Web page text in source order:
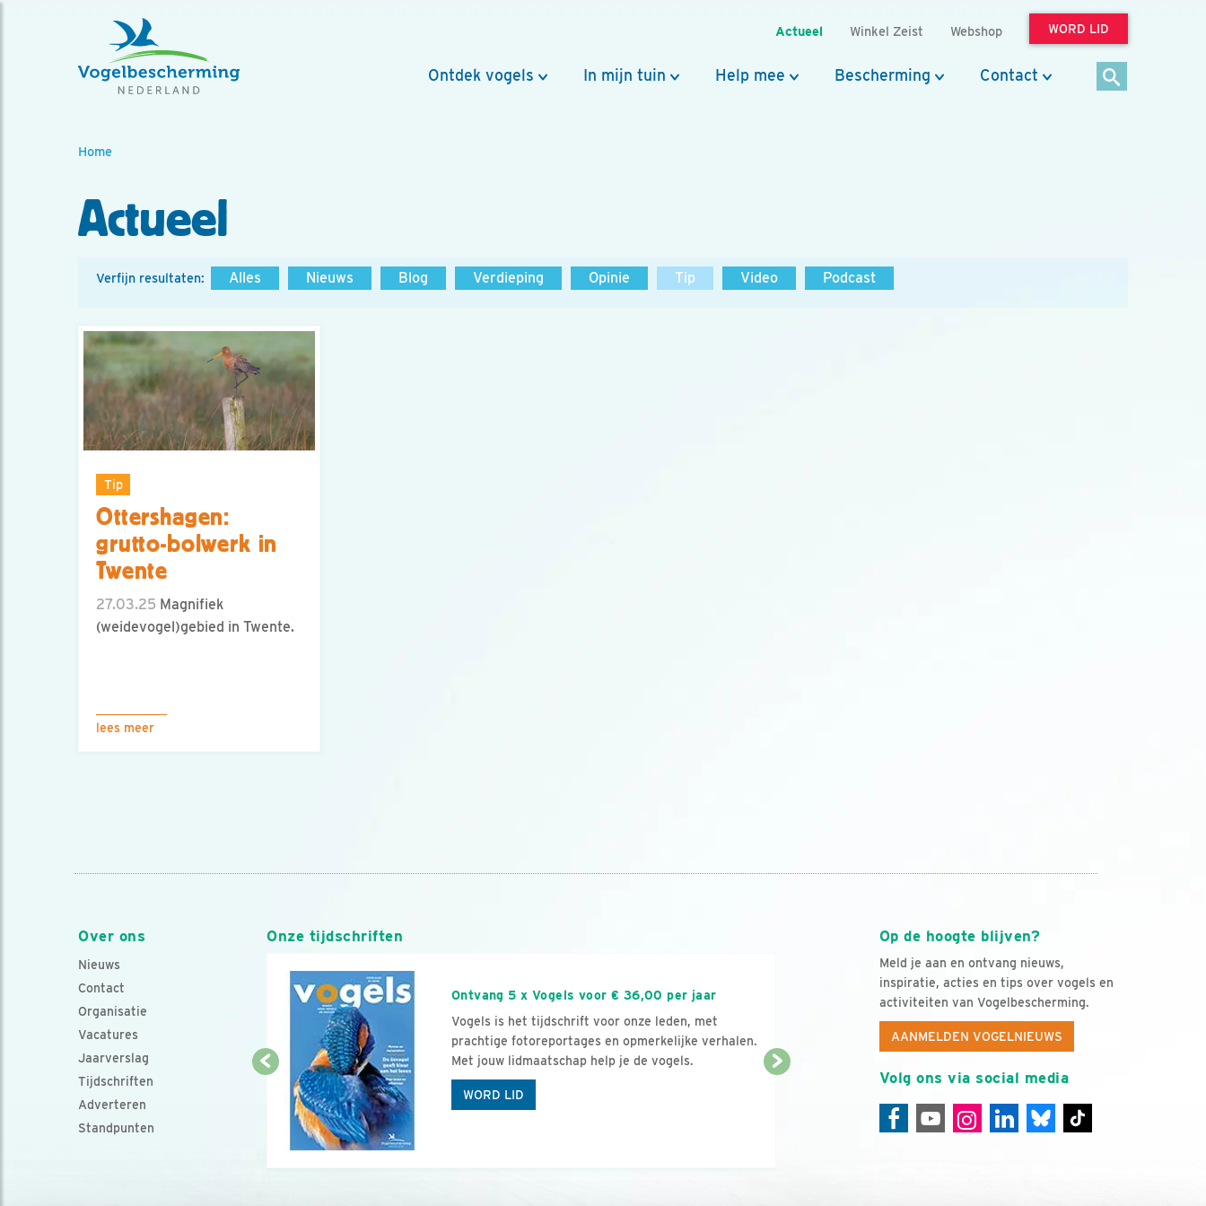
Actueel Winkel Zeist Webshop WORD LID
Ontdek vogels In mijn tuin Help mee Bescherming Contact
Home
Actueel
Verfijn resultaten: Alles Nieuws Blog Verdieping Opinie Tip Video Podcast
Tip
Ottershagen:
grutto-bolwerk in
Twente
27.03.25 Magnifiek
(weidevogel)gebied in Twente.
lees meer
Over ons
Nieuws
Contact
Organisatie
Vacatures
Jaarverslag
Tijdschriften
Adverteren
Standpunten
Op de hoogte blijven?
Meld je aan en ontvang nieuws,
inspiratie, acties en tips over vogels en
activiteiten van Vogelbescherming.
AANMELDEN VOGELNIEUWS
Volg ons via social media
Onze tijdschriften
Ontvang 5 x Vogels voor € 36,00 per jaar
Vogels is het tijdschrift voor onze leden, met
prachtige fotoreportages en opmerkelijke verhalen.
Met jouw lidmaatschap help je de vogels.
WORD LID